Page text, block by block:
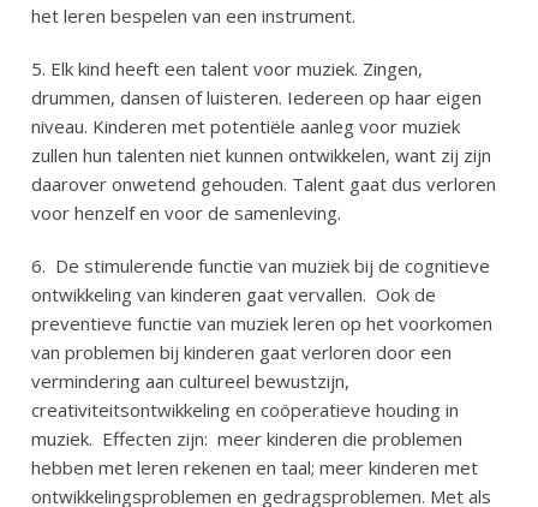
het leren bespelen van een instrument.
5. Elk kind heeft een talent voor muziek. Zingen,
drummen, dansen of luisteren. Iedereen op haar eigen
niveau. Kinderen met potentiële aanleg voor muziek
zullen hun talenten niet kunnen ontwikkelen, want zij zijn
daarover onwetend gehouden. Talent gaat dus verloren
voor henzelf en voor de samenleving.
6. De stimulerende functie van muziek bij de cognitieve
ontwikkeling van kinderen gaat vervallen. Ook de
preventieve functie van muziek leren op het voorkomen
van problemen bij kinderen gaat verloren door een
vermindering aan cultureel bewustzijn,
creativiteitsontwikkeling en coöperatieve houding in
muziek. Effecten zijn: meer kinderen die problemen
hebben met leren rekenen en taal; meer kinderen met
ontwikkelingsproblemen en gedragsproblemen. Met als